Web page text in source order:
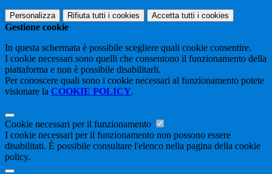
Personalizza Rifiuta tutti i cookies Accetta tutti i cookies
Gestione cookie
In questa schermata è possibile scegliere quali cookie consentire.
I cookie necessari sono quelli che consentono il funzionamento della
piattaforma e non è possibile disabilitarli.
Per conoscere quali sono i cookie necessari al funzionamento potete
visionare la COOKIE POLICY.
Cookie necessari per il funzionamento
I cookie necessari per il funzionamento non possono essere
disabilitati. È possibile consultare l'elenco nella pagina della cookie
policy.